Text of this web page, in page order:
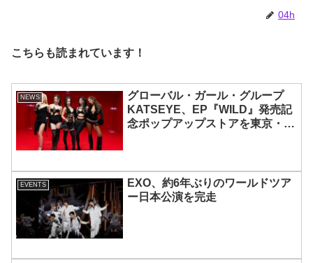
04h
こちらも読まれています！
NEWS
グローバル・ガール・グループ
KATSEYE、EP『WILD』発売記
念ポップアップストアを東京・原
EVENTS
EXO、約6年ぶりのワールドツア
ー日本公演を完走